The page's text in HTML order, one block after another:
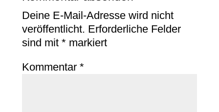
Deine E-Mail-Adresse wird nicht
veröffentlicht. Erforderliche Felder
sind mit * markiert
Kommentar *